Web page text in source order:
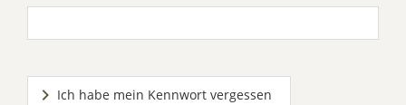
Ich habe mein Kennwort vergessen